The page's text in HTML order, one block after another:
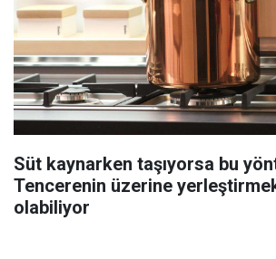
Süt kaynarken taşıyorsa bu
Tencerenin üzerine
olabiliyor